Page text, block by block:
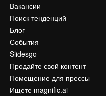
Вакансии
Поиск тенденций
Блог
События
Slidesgo
Продайте свой контент
Помещение для прессы
Ищете magnific.ai